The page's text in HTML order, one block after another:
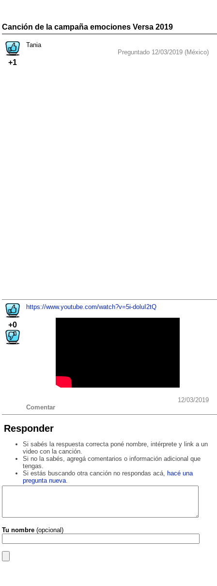
Canción de la campaña emociones Versa 2019
+1
Tania
Preguntado 12/03/2019 (México)
+0
https://www.youtube.com/watch?v=5i-doluI2tQ
12/03/2019
Comentar
Responder
Si sabés la respuesta correcta poné nombre, intérprete y link a un
video con la canción.
Si no la sabés, agregá comentarios o información adicional que
tengas.
Si estás buscando otra canción no respondas acá, hacé una
pregunta nueva.
Tu nombre (opcional)